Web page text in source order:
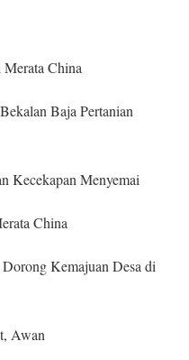
China
Baja Pertanian
Kecekapan Menyemai
China
Kemajuan Desa di
Awan